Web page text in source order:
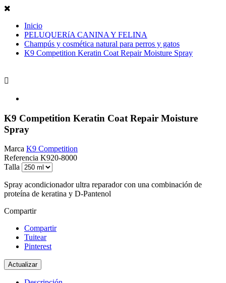
Inicio
PELUQUERíA CANINA Y FELINA
Champús y cosmética natural para perros y gatos
K9 Competition Keratin Coat Repair Moisture Spray

K9 Competition Keratin Coat Repair Moisture
Spray
Marca K9 Competition
Referencia K920-8000
Talla
Spray acondicionador ultra reparador con una combinación de
proteína de keratina y D-Pantenol
Compartir
Compartir
Tuitear
Pinterest